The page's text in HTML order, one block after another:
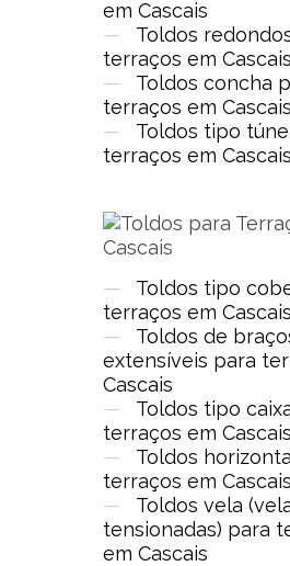
em Cascais
—
Toldos
terraços em Cascais
—
Toldos concha
terraços em Cascais
—
Toldos tipo
terraços em Cascais
—
Toldos tipo
terraços em Cascais
—
Toldos de
extensíveis para
Cascais
—
Toldos tipo
terraços em Cascais
—
Toldos
terraços em Cascais
—
Toldos vela
tensionadas) para
em Cascais